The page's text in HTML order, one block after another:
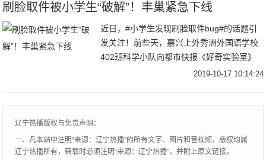
刷脸取件被小学生“破解”！丰巢紧急下线
近日，#小学生发现刷脸取件bug#的话题引
发关注！前些天，嘉兴上外秀洲外国语学校
402班科学小队向都市快报《好奇实验室》
报料：他们在一次课外科学实验中发现，只
2019-10-17 10:14:24
辽宁热播版权与免责声明：
一、凡本站中注明“来源：辽宁热播”的所有文字、图片和音视频，版权均属
辽宁热播所有，转载时必须注明“来源：辽宁热播”，并附上原文链接。